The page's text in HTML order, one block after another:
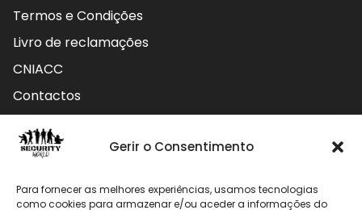
Gerir o Consentimento
Para fornecer as melhores experiências, usamos tecnologias
como cookies para armazenar e/ou aceder a informações do
Termos e Condições
Livro de reclamações
CNIACC
Contactos
Contactos
912 009 740 (Chamada para rede móvel nacional)